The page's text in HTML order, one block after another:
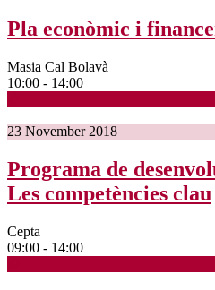
Pla econòmic i
Masia Cal Bolavà
10:00 - 14:00
23 November 2018
Programa de
Les competències clau
Cepta
09:00 - 14:00